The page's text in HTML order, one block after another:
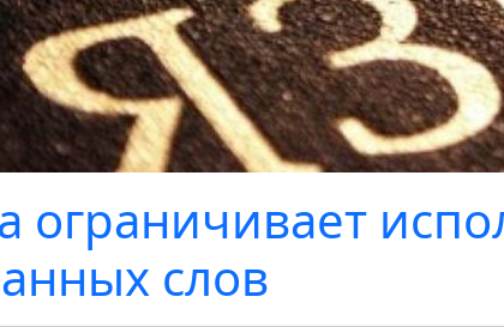
ограничивает
слов